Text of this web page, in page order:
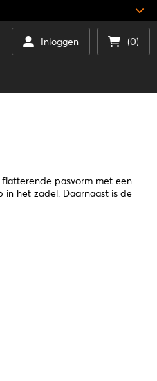
Inloggen (0)
pasvorm met een
in het zadel. Daarnaast is de